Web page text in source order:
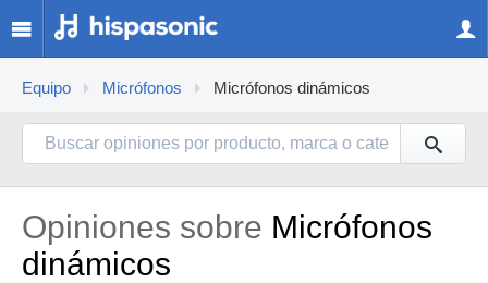
Equipo Micrófonos Micrófonos dinámicos
Opiniones sobre Micrófonos
dinámicos